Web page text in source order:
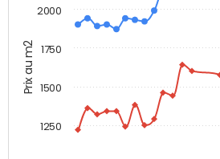
Prix au m2
1250
1500
1750
2000